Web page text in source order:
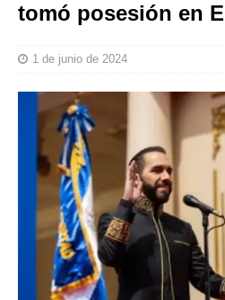
tomó posesión en
1 de junio de 2024